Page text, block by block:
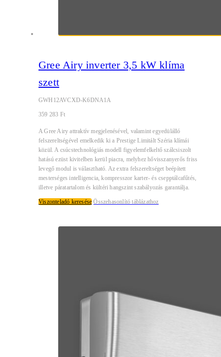
Gree Airy inverter 3,5 kW klíma
szett
GWH12AVCXD-K6DNA1A
359 283 Ft
A Gree Airy attraktív megjelenésével, valamint egyedülálló
felszereltségével emelkedik ki a Prestige Limitált Széria klímái
közül. A csúcstechnológiás modell figyelemfelkeltő szálcsiszolt
hatású ezüst kivitelben kerül piacra, melyhez hővisszanyerős friss
levegő modul is választható. Az extra felszereltséget beépített
mesterséges intelligencia, kompresszor karter- és csepptálcafűtés,
illetve páratartalom és kültéri hangszint szabályozás garantálja.
Viszonteladó keresése Összehasonlító táblázathoz